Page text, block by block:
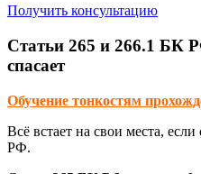
Получить консультацию
Статьи 265 и 266.1 БК
спасает
Обучение тонкостям
Всё встает на свои места,
РФ.